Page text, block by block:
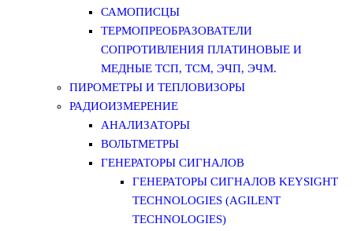
САМОПИСЦЫ
ТЕРМОПРЕОБРАЗОВАТЕЛИ
СОПРОТИВЛЕНИЯ ПЛАТИНОВЫЕ И
МЕДНЫЕ ТСП, ТСМ, ЭЧП, ЭЧМ.
ПИРОМЕТРЫ И ТЕПЛОВИЗОРЫ
РАДИОИЗМЕРЕНИЕ
АНАЛИЗАТОРЫ
ВОЛЬТМЕТРЫ
ГЕНЕРАТОРЫ СИГНАЛОВ
ГЕНЕРАТОРЫ СИГНАЛОВ KEYSIGHT
TECHNOLOGIES (AGILENT
TECHNOLOGIES)